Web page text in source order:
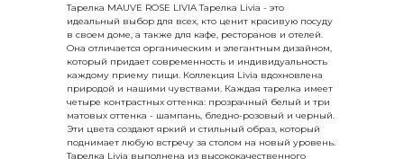
Тарелка MAUVE ROSE LIVIA Тарелка Livia - это
идеальный выбор для всех, кто ценит красивую посуду
в своем доме, а также для кафе, ресторанов и отелей.
Она отличается органическим и элегантным дизайном,
который придает современность и индивидуальность
каждому приему пищи. Коллекция Livia вдохновлена
природой и нашими чувствами. Каждая тарелка имеет
четыре контрастных оттенка: прозрачный белый и три
матовых оттенка - шампань, бледно-розовый и черный.
Эти цвета создают яркий и стильный образ, который
поднимает любую встречу за столом на новый уровень.
Тарелка Livia выполнена из высококачественного